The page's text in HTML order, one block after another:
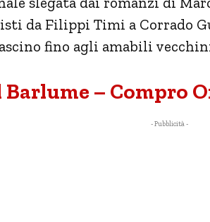
da Filippi Timi a Corrado
fino agli amabili
– Compro
- Pubblicità -